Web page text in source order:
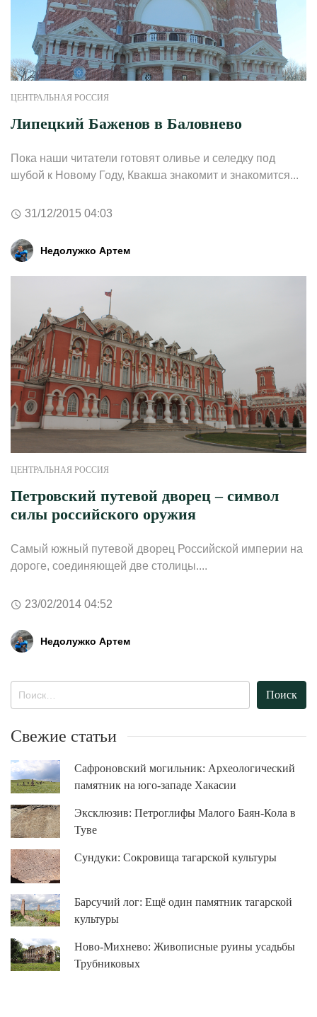
ЦЕНТРАЛЬНАЯ РОССИЯ
Липецкий Баженов в Баловнево
Пока наши читатели готовят оливье и селедку под
шубой к Новому Году, Квакша знакомит и знакомится...
31/12/2015 04:03
Недолужко Артем
ЦЕНТРАЛЬНАЯ РОССИЯ
Петровский путевой дворец – символ
силы российского оружия
Самый южный путевой дворец Российской империи на
дороге, соединяющей две столицы....
23/02/2014 04:52
Недолужко Артем
Свежие статьи
Сафроновский могильник: Археологический
памятник на юго-западе Хакасии
Эксклюзив: Петроглифы Малого Баян-Кола в
Туве
Сундуки: Сокровища тагарской культуры
Барсучий лог: Ещё один памятник тагарской
культуры
Ново-Михнево: Живописные руины усадьбы
Трубниковых